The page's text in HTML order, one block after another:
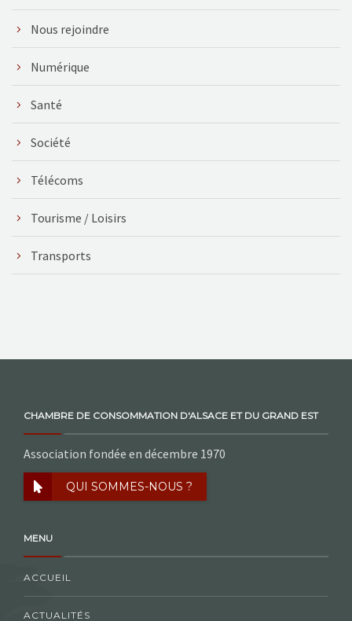
Nous rejoindre
Numérique
Santé
Société
Télécoms
Tourisme / Loisirs
Transports
CHAMBRE DE CONSOMMATION D'ALSACE ET DU GRAND EST
Association fondée en décembre 1970
QUI SOMMES-NOUS ?
MENU
ACCUEIL
ACTUALITÉS